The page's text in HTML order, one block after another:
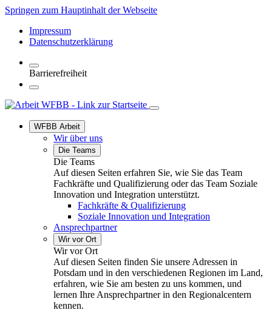
Springen zum Hauptinhalt der Webseite
Impressum
Datenschutzerklärung
Barrierefreiheit
WFBB Arbeit
Wir über uns
Die Teams
Die Teams
Auf diesen Seiten erfahren Sie, wie Sie das Team
Fachkräfte und Qualifizierung oder das Team Soziale
Innovation und Integration unterstützt.
Fachkräfte & Qualifizierung
Soziale Innovation und Integration
Ansprechpartner
Wir vor Ort
Wir vor Ort
Auf diesen Seiten finden Sie unsere Adressen in
Potsdam und in den verschiedenen Regionen im Land,
erfahren, wie Sie am besten zu uns kommen, und
lernen Ihre Ansprechpartner in den Regionalcentern
kennen.